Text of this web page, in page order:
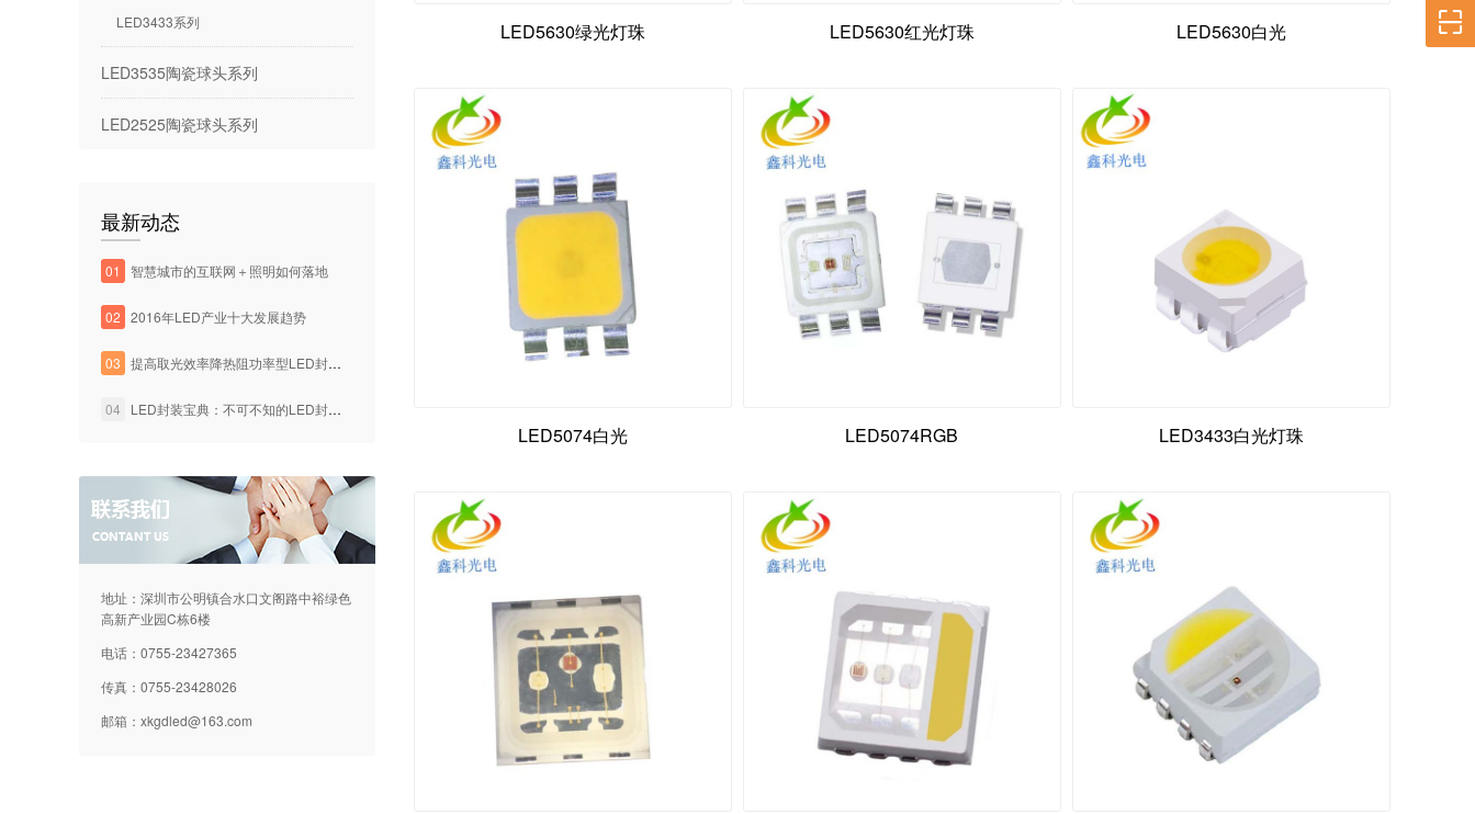
LED3433系列
LED3535陶瓷球头系列
LED2525陶瓷球头系列
最新动态
01 智慧城市的互联网＋照明如何落地
02 2016年LED产业十大发展趋势
03 提高取光效率降热阻功率型LED封装技术
04 LED封装宝典：不可不知的LED封装工艺知识
地址：深圳市公明镇合水口文阁路中裕绿色
高新产业园C栋6楼
电话：0755-23427365
传真：0755-23428026
邮箱： xkgdled@163.com
LED5630绿光灯珠 LED5630红光灯珠 LED5630白光
LED5074白光 LED5074RGB LED3433白光灯珠